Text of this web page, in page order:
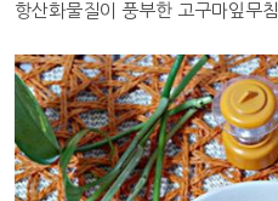
항산화물질이 풍부한 고구마잎무침